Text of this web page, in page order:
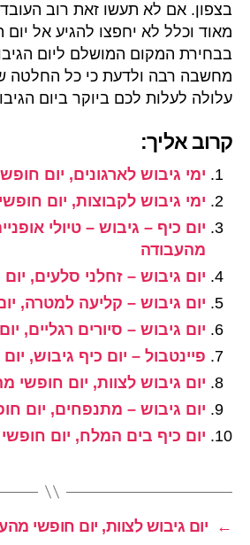
בצפון. אם לא תעשו זאת רוב
מאוד וכלל לא יחפצו להגיע אל יום
בבחירת המקום המושלם ליום
מחשבה רבה ולדעת כי כל החלטה
עלולה לעלות לכם ביוקר ביום
קרוב אליך:
ימי גיבוש לארגונים, יום
ימי גיבוש לקבוצות, יום
יום כיף – גיבוש – טיולי
מהעבודה
יום גיבוש – זחלני סלעים,
יום גיבוש – קליעה למטרה,
יום גיבוש – סיורים רגליים,
פיינטבול – יום כיף גיבוש,
יום גיבוש לצוות, יום חופשי
יום גיבוש – מתנפחים, יום
יום כיף בים המלח, יום
←
יום גיבוש לצוות, יום חופשי